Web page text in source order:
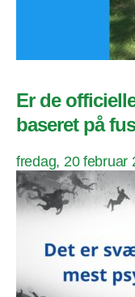
Er de
baseret på
fredag, 20 februar